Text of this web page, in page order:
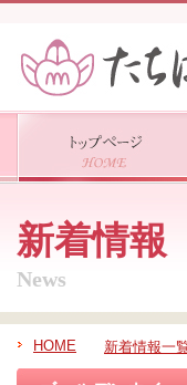
新着情報
News
HOME 新着情報一